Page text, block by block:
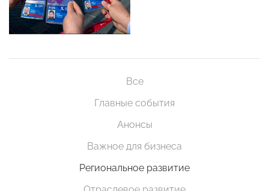
Все
Главные события
Анонсы
Важное для бизнеса
Региональное развитие